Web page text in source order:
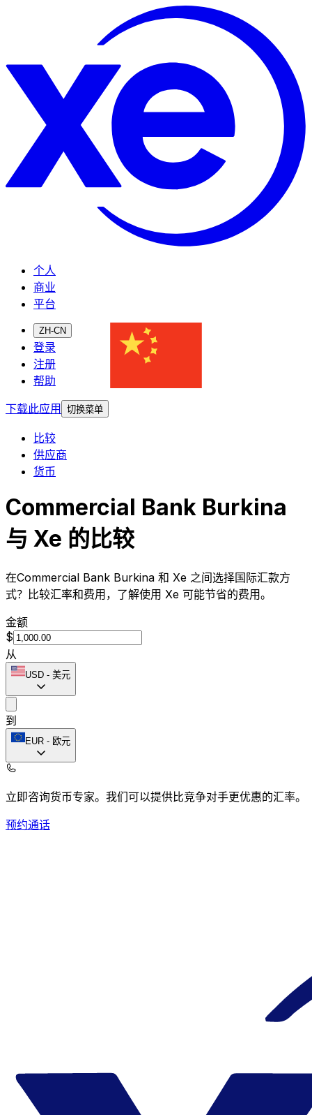
个人
商业
平台
ZH-CN
登录
注册
帮助
下载此应用
切换菜单
比较
供应商
货币
Commercial Bank Burkina
与 Xe 的比较
在Commercial Bank Burkina 和 Xe 之间选择国际汇款方
式？比较汇率和费用，了解使用 Xe 可能节省的费用。
金额
$
从
USD - 美元
到
EUR - 欧元
立即咨询货币专家。 我们可以提供比竞争对手更优惠的汇率。
预约通话